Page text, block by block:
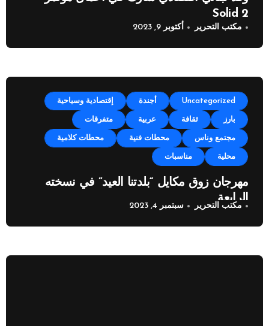
Solid 2
مكتب التحرير أكتوبر 9, 2023
Uncategorized أجندة إقتصادية وسياحية
بارز ثقافة عربية متفرقات
مجتمع وناس محطات فنية محطات كلامية
محلية مناسبات
مهرجان زوق مكايل “بلدتنا العيد” في نسخته
الرابعة
مكتب التحرير سبتمبر 4, 2023